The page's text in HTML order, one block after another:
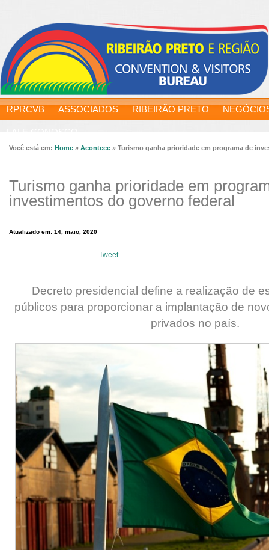
RPRCVB ASSOCIADOS RIBEIRÃO PRETO
Você está em: Home » Acontece » Turismo ganha prioridade em programa de
Turismo ganha prioridade em
investimentos do governo federal
Atualizado em: 14, maio, 2020
Tweet
Decreto presidencial define a realização de
públicos para proporcionar a implantação de
privados no país.